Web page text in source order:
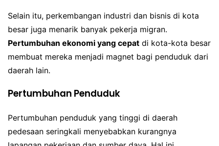
Selain itu, perkembangan industri dan bisnis di kota
besar juga menarik banyak pekerja migran.
Pertumbuhan ekonomi yang cepat di kota-kota besar
membuat mereka menjadi magnet bagi penduduk dari
daerah lain.
Pertumbuhan Penduduk
Pertumbuhan penduduk yang tinggi di daerah
pedesaan seringkali menyebabkan kurangnya